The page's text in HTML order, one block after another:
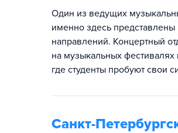
Один из ведущих
именно здесь
направлений. Концертный
на музыкальных фестивалях
где студенты пробуют свои
Санкт-